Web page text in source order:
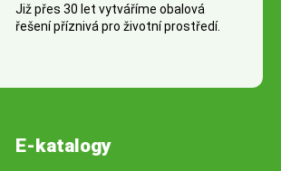
Již přes 30 let vytváříme obalová
řešení příznivá pro životní prostředí.
E-katalogy